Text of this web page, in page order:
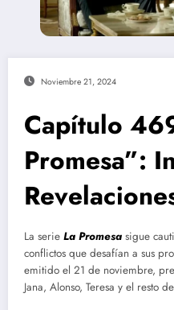
Noviembre 21, 2024
Capítulo
Promesa”:
La serie La Promesa sigue
conflictos que desafían a sus
emitido el 21 de noviembre,
Jana, Alonso, Teresa y el resto